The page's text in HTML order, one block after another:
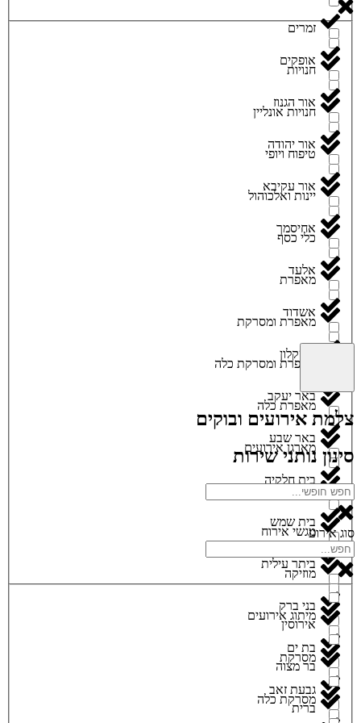
זמרים
חנויות
חנויות אונליין
טיפוח ויופי
יינות ואלכוהול
כלי כסף
מאפרת
מאפרת ומסרקת
מאפרת ומסרקת כלה
מאפרת כלה
מארגן אירועים
מגנטים
מגשי אירוח
מוזיקה
מיתוג אירועים
מסרקת
מסרקת כלה
אופקים
אור הגנוז
אור יהודה
אור עקיבא
אחיסמך
אלעד
אשדוד
אשקלון
באר יעקב
באר שבע
בית חלקיה
בית שמש
ביתר עילית
בני ברק
בת ים
גבעת זאב
צלמת אירועים ובוקים
סינון נותני שירות
סוג אירוע
אירוסין
בר מצוה
ברית